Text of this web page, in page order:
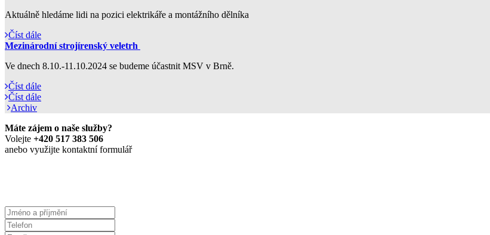
Aktuálně hledáme lidi na pozici elektrikáře a montážního dělníka
Číst dále
Mezinárodní strojírenský veletrh
Ve dnech 8.10.-11.10.2024 se budeme účastnit MSV v Brně.
Číst dále
Číst dále
Archiv
Máte zájem o naše služby?
Volejte +420 517 383 506
anebo využijte kontaktní formulář